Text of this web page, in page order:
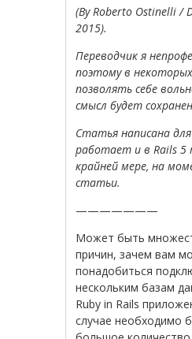
(By Roberto Ostinelli /
2015).
Переводчик я
поэтому в
позволять себе
смысл будет
Статья написана
работает и в Rails
крайней мере, на
статьи.
———————
Может быть
причин, зачем вам
понадобиться
нескольким базам
Ruby in Rails
случае необходимо